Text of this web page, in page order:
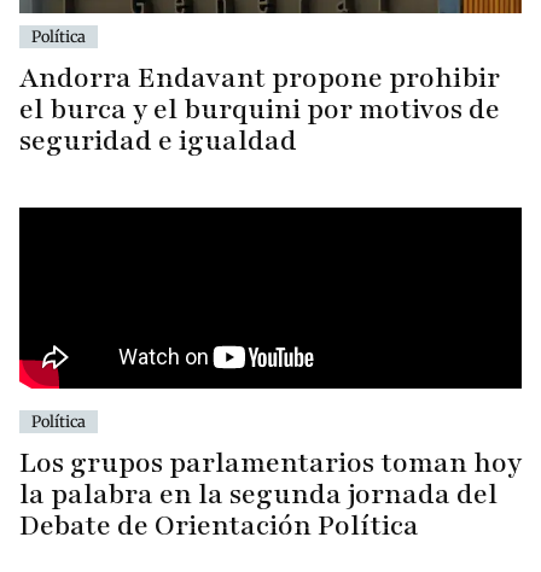
Política
Andorra Endavant propone prohibir
el burca y el burquini por motivos de
seguridad e igualdad
Política
Los grupos parlamentarios toman hoy
la palabra en la segunda jornada del
Debate de Orientación Política